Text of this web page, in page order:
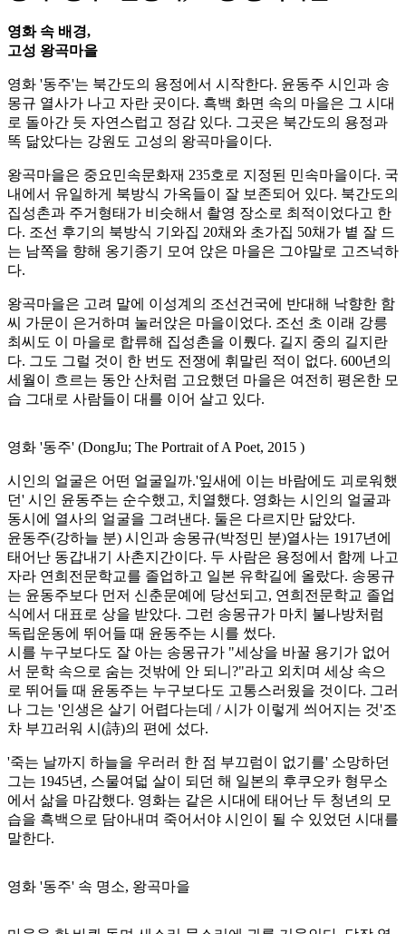
영화 속 배경,
고성 왕곡마을
영화 '동주'는 북간도의 용정에서 시작한다. 윤동주 시인과 송
몽규 열사가 나고 자란 곳이다. 흑백 화면 속의 마을은 그 시대
로 돌아간 듯 자연스럽고 정감 있다. 그곳은 북간도의 용정과
똑 닮았다는 강원도 고성의 왕곡마을이다.
왕곡마을은 중요민속문화재 235호로 지정된 민속마을이다. 국
내에서 유일하게 북방식 가옥들이 잘 보존되어 있다. 북간도의
집성촌과 주거형태가 비슷해서 촬영 장소로 최적이었다고 한
다. 조선 후기의 북방식 기와집 20채와 초가집 50채가 볕 잘 드
는 남쪽을 향해 옹기종기 모여 앉은 마을은 그야말로 고즈넉하
다.
왕곡마을은 고려 말에 이성계의 조선건국에 반대해 낙향한 함
씨 가문이 은거하며 눌러앉은 마을이었다. 조선 초 이래 강릉
최씨도 이 마을로 합류해 집성촌을 이뤘다. 길지 중의 길지란
다. 그도 그럴 것이 한 번도 전쟁에 휘말린 적이 없다. 600년의
세월이 흐르는 동안 산처럼 고요했던 마을은 여전히 평온한 모
습 그대로 사람들이 대를 이어 살고 있다.
영화 '동주' (DongJu; The Portrait of A Poet, 2015 )
시인의 얼굴은 어떤 얼굴일까.'잎새에 이는 바람에도 괴로워했
던' 시인 윤동주는 순수했고, 치열했다. 영화는 시인의 얼굴과
동시에 열사의 얼굴을 그려낸다. 둘은 다르지만 닮았다.
윤동주(강하늘 분) 시인과 송몽규(박정민 분)열사는 1917년에
태어난 동갑내기 사촌지간이다. 두 사람은 용정에서 함께 나고
자라 연희전문학교를 졸업하고 일본 유학길에 올랐다. 송몽규
는 윤동주보다 먼저 신춘문예에 당선되고, 연희전문학교 졸업
식에서 대표로 상을 받았다. 그런 송몽규가 마치 불나방처럼
독립운동에 뛰어들 때 윤동주는 시를 썼다.
시를 누구보다도 잘 아는 송몽규가 "세상을 바꿀 용기가 없어
서 문학 속으로 숨는 것밖에 안 되니?"라고 외치며 세상 속으
로 뛰어들 때 윤동주는 누구보다도 고통스러웠을 것이다. 그러
나 그는 '인생은 살기 어렵다는데 / 시가 이렇게 씌어지는 것'조
차 부끄러워 시(詩)의 편에 섰다.
'죽는 날까지 하늘을 우러러 한 점 부끄럼이 없기를' 소망하던
그는 1945년, 스물여덟 살이 되던 해 일본의 후쿠오카 형무소
에서 삶을 마감했다. 영화는 같은 시대에 태어난 두 청년의 모
습을 흑백으로 담아내며 죽어서야 시인이 될 수 있었던 시대를
말한다.
영화 '동주' 속 명소, 왕곡마을